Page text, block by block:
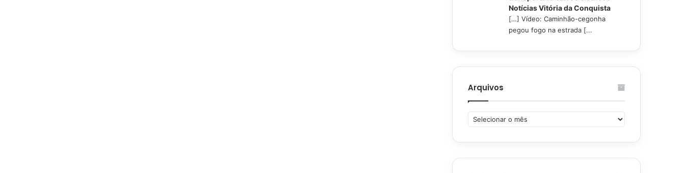
Notícias Vitória da Conquista
[…] Vídeo: Caminhão-cegonha
pegou fogo na estrada [...
Arquivos
Arquivos